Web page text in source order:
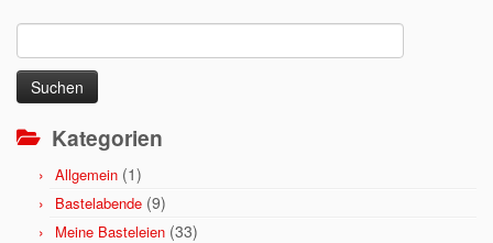
nach:
Kategorien
Allgemein (1)
Bastelabende (9)
Meine Basteleien (33)